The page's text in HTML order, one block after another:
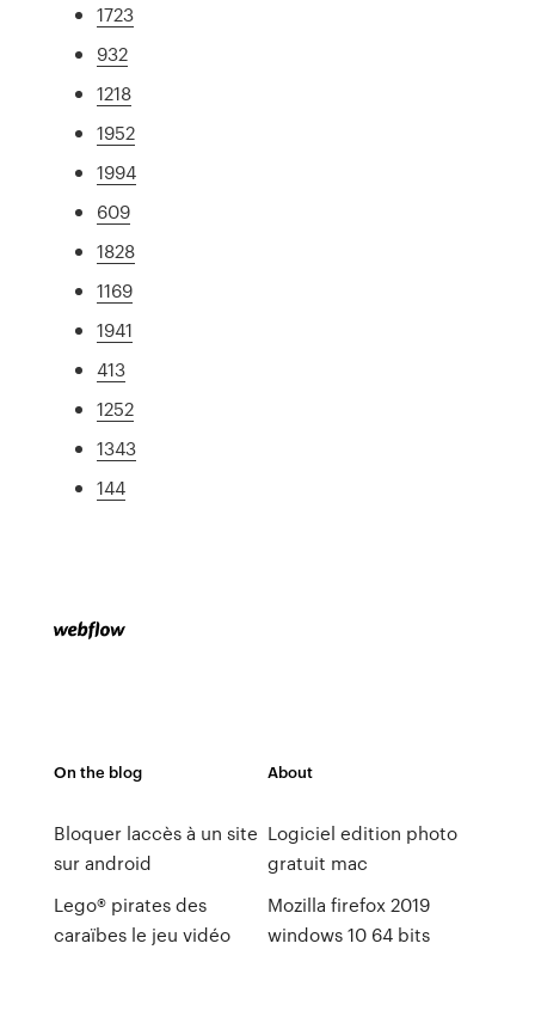
1723
932
1218
1952
1994
609
1828
1169
1941
413
1252
1343
144
On the blog
Bloquer laccès à un site
sur android
Lego® pirates des
caraïbes le jeu vidéo
About
Logiciel edition photo
gratuit mac
Mozilla firefox 2019
windows 10 64 bits